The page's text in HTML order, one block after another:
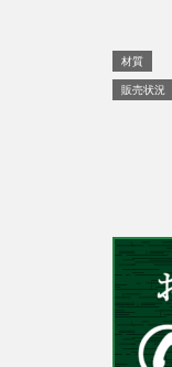
材質
販売状況